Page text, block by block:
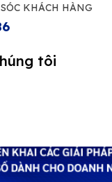
KHÁCH HÀNG
tôi